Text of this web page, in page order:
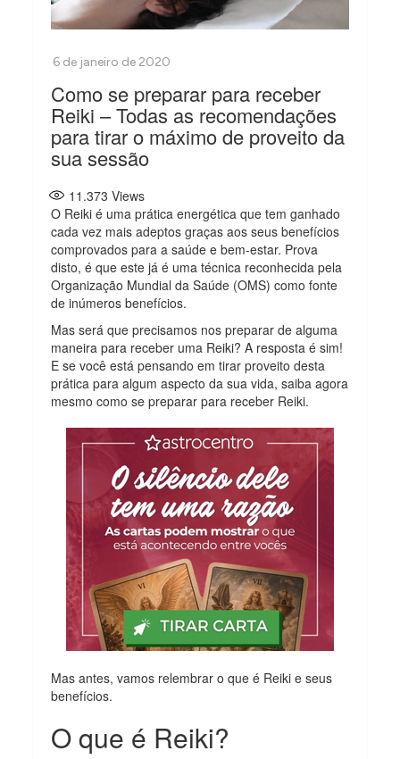
Como se preparar para receber
Reiki – Todas as recomendações
para tirar o máximo de proveito da
sua sessão
11.373 Views
O Reiki é uma prática energética que tem ganhado
cada vez mais adeptos graças aos seus benefícios
comprovados para a saúde e bem-estar. Prova
disto, é que este já é uma técnica reconhecida pela
Organização Mundial da Saúde (OMS) como fonte
de inúmeros benefícios.
Mas será que precisamos nos preparar de alguma
maneira para receber uma Reiki? A resposta é sim!
E se você está pensando em tirar proveito desta
prática para algum aspecto da sua vida, saiba agora
mesmo como se preparar para receber Reiki.
Mas antes, vamos relembrar o que é Reiki e seus
benefícios.
O que é Reiki?